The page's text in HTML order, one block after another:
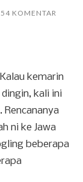
54 KOMENTAR
kemarin
kali ini
ni ke Jawa
beberapa